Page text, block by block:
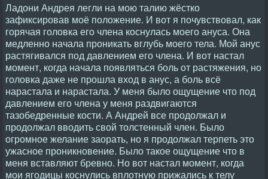
Ладони Андрея легли на мою талию жёстко
зафиксировав моё положение. И вот я почувствовал, как
горячая головка его члена коснулась моего ануса. Она
медленно начала проникать вглубь моего тела. Мой анус
растягивался под давлением его члена. И вот настал
момент, когда начала появляться боль от растяжения, но
головка даже не прошла вход в анус, а боль всё
нарастала и нарастала. У меня было ощущение что под
давлением его члена у меня раздвигаются
тазобедренные кости. А Андрей все продолжал и
продолжал вводить свой толстенный член. Было
огромное желание заорать, но я продолжал терпеть это
ужасное проникновение. Было такое ощущение что в
меня вставляют бревно. Но вот настал момент, когда
мои ягодицы коснулись вплотную прижались к телу